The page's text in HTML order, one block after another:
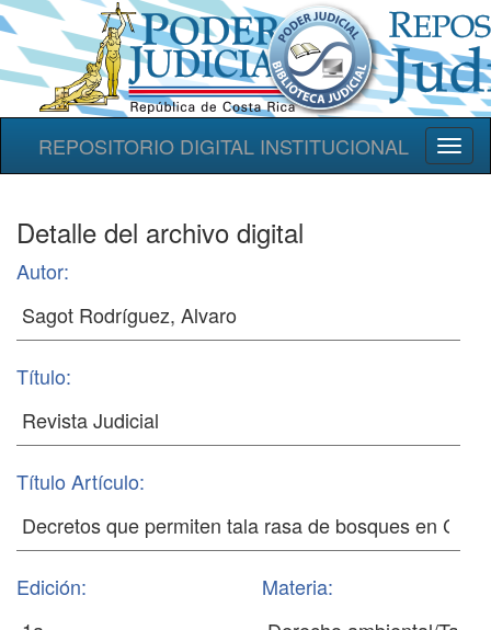
REPOSITORIO DIGITAL INSTITUCIONAL
Detalle del archivo digital
Autor:
Título:
Título Artículo:
Edición: Materia: